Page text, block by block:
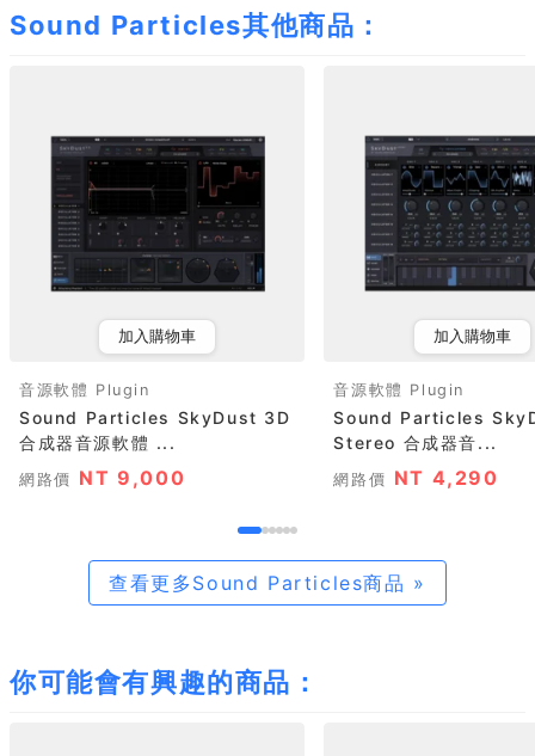
Sound Particles其他商品：
加入購物車
音源軟體 Plugin
Sound Particles SkyDust 3D
合成器音源軟體 ...
網路價 NT 9,000
加入購物車
音源軟體 Plugin
Sound Particles
Stereo 合成器音...
網路價 NT 4,290
查看更多Sound Particles商品 »
你可能會有興趣的商品：